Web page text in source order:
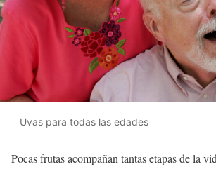
Uvas para todas las edades
Pocas frutas acompañan tantas etapas de la